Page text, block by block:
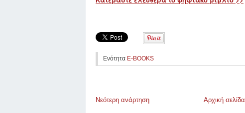
Ενότητα E-BOOKS
Νεότερη ανάρτηση Αρχική σελίδα